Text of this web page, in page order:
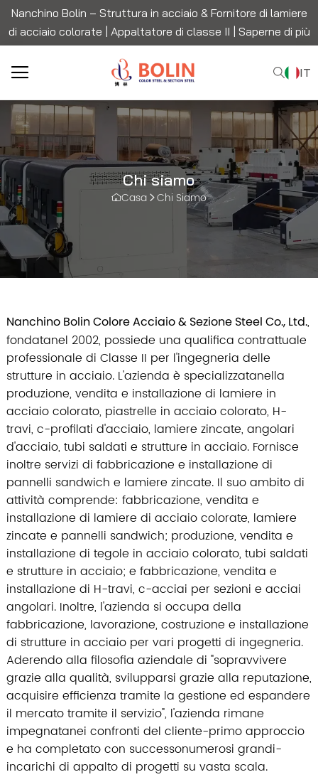
Nanchino Bolin – Struttura in acciaio & Fornitore di lamiere
di acciaio colorate | Appaltatore di classe II |
Saperne di più
IT
Chi siamo
Casa Chi Siamo
Nanchino Bolin Colore Acciaio & Sezione Steel Co., Ltd.,
fondatanel 2002, possiede una qualifica contrattuale
professionale di Classe II per l'ingegneria delle
strutture in acciaio. L'azienda è specializzatanella
produzione, vendita e installazione di lamiere in
acciaio colorato, piastrelle in acciaio colorato, H-
travi, c-profilati d'acciaio, lamiere zincate, angolari
d'acciaio, tubi saldati e strutture in acciaio. Fornisce
inoltre servizi di fabbricazione e installazione di
pannelli sandwich e lamiere zincate. Il suo ambito di
attività comprende: fabbricazione, vendita e
installazione di lamiere di acciaio colorate, lamiere
zincate e pannelli sandwich; produzione, vendita e
installazione di tegole in acciaio colorato, tubi saldati
e strutture in acciaio; e fabbricazione, vendita e
installazione di H-travi, c-acciai per sezioni e acciai
angolari. Inoltre, l'azienda si occupa della
fabbricazione, lavorazione, costruzione e installazione
di strutture in acciaio per vari progetti di ingegneria.
Aderendo alla filosofia aziendale di "sopravvivere
grazie alla qualità, svilupparsi grazie alla reputazione,
acquisire efficienza tramite la gestione ed espandere
il mercato tramite il servizio", l'azienda rimane
impegnatanei confronti del cliente-primo approccio
e ha completato con successonumerosi grandi-
incarichi di appalto di progetti su vasta scala.